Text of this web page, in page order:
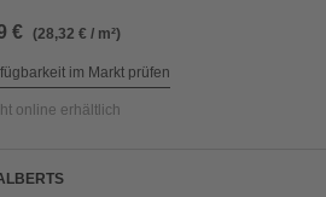
€ (28,32 € / m²)
im Markt prüfen
online erhältlich